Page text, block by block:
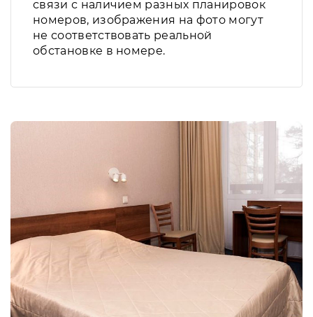
связи с наличием разных планировок
номеров, изображения на фото могут
не соответствовать реальной
обстановке в номере.